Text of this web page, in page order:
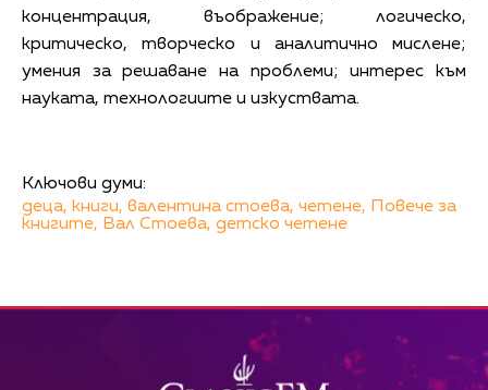
концентрация, въображение; логическо,
критическо, творческо и аналитично мислене;
умения за решаване на проблеми; интерес към
науката, технологиите и изкуствата.
Ключови думи:
деца, книги, валентина стоева, четене, Повече за
книгите, Вал Стоева, детско четене